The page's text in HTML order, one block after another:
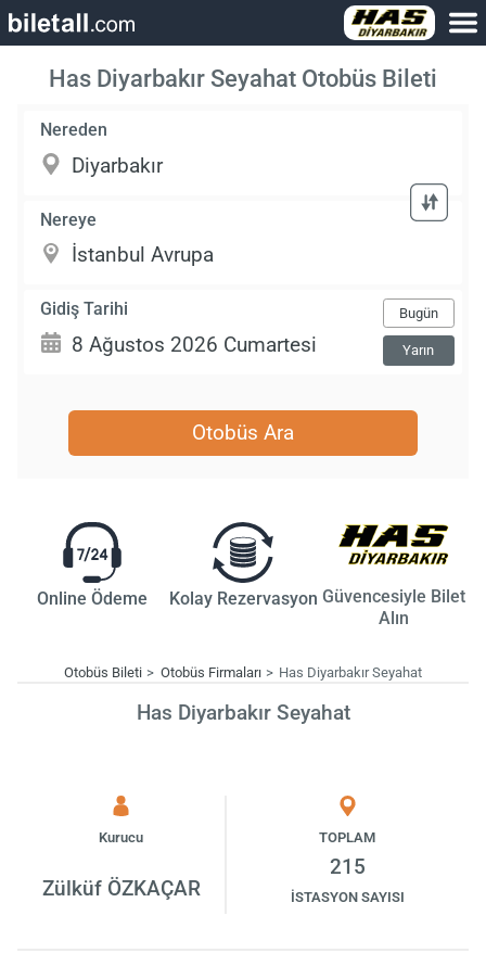
Has Diyarbakır Seyahat Otobüs Bileti
Nereden
Nereye
Gidiş Tarihi Bugün
Yarın
Otobüs Ara
Online Ödeme Kolay Rezervasyon Güvencesiyle Bilet
Alın
Otobüs Bileti Otobüs Firmaları Has Diyarbakır Seyahat
Has Diyarbakır Seyahat
Kurucu
Zülküf ÖZKAÇAR
TOPLAM
215
İSTASYON SAYISI